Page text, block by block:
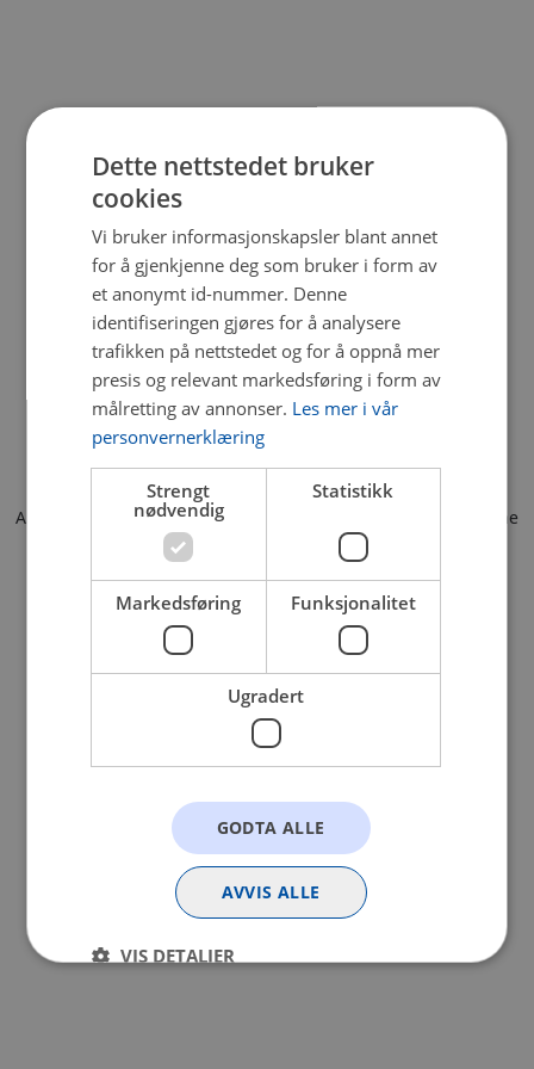
Application error: a client-side exception has occurred (see the
browser console for more information).
Dette nettstedet bruker
cookies
Vi bruker informasjonskapsler blant annet
for å gjenkjenne deg som bruker i form av
et anonymt id-nummer. Denne
identifiseringen gjøres for å analysere
trafikken på nettstedet og for å oppnå mer
presis og relevant markedsføring i form av
målretting av annonser. Les mer i vår
personvernerklæring
Strengt
nødvendig
Statistikk
Markedsføring Funksjonalitet
Ugradert
GODTA ALLE
AVVIS ALLE
VIS DETALJER